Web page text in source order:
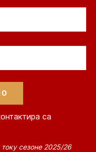
са
току сезоне 2025/26